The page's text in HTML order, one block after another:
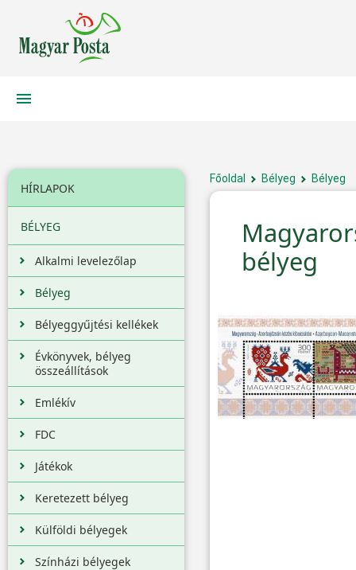
HÍRLAPOK
BÉLYEG
Alkalmi levelezőlap
Bélyeg
Bélyeggyűjtési kellékek
Évkönyvek, bélyeg
összeállítások
Emlékív
FDC
Játékok
Keretezett bélyeg
Külföldi bélyegek
Színházi bélyegek
Főoldal Bélyeg Bélyeg
bélyeg